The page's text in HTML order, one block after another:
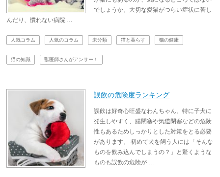
でしょうか。大切な愛猫がつらい症状に苦し
んだり、慣れない病院 …
人気コラム 人気のコラム 未分類 猫と暮らす 猫の健康
猫の知識 獣医師さんがアンサー！
誤飲の危険度ランキング
誤飲は好奇心旺盛なわんちゃん、特に子犬に
発生しやすく、腸閉塞や気道閉塞などの危険
性もあるためしっかりとした対策をとる必要
があります。 初めて犬を飼う人には「そんな
ものを飲み込んでしまうの？」と驚くような
ものも誤飲の危険が …